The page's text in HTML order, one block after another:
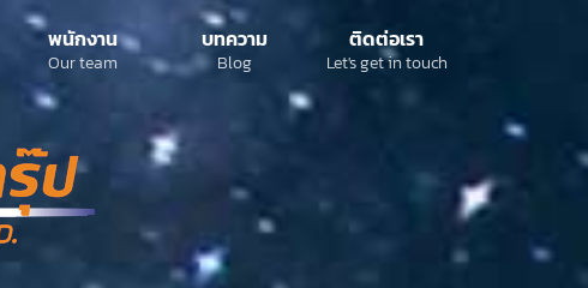
พนักงาน
Our team
บทความ
Blog
ติดต่อเรา
Let's get in touch